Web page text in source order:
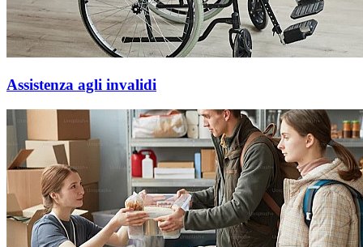
Assistenza agli invalidi